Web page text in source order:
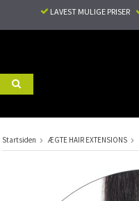
LAVEST MULIGE PRISER
Startsiden ÆGTE HAIR EXTENSIONS